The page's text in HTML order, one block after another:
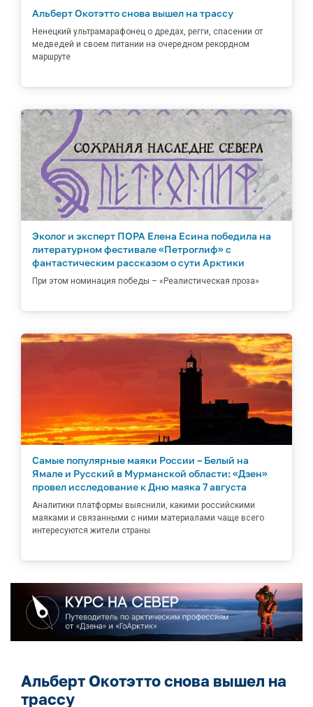
Альберт Окотэтто снова вышел на трассу
Ненецкий ультрамарафонец о дредах, регги, спасении от
медведей и своем питании на очередном рекордном
маршруте
Эколог и эксперт ПОРА Елена Есина победила на
литературном фестивале «Петроглиф» с
фантастическим рассказом о сути Арктики
При этом номинация победы – «Реалистическая проза»
Самые популярные маяки России – Белый на
Ямале и Русский в Мурманской области: «Дзен»
провел исследование к Дню маяка 7 августа
Аналитики платформы выяснили, какими российскими
маяками и связанными с ними материалами чаще всего
интересуются жители страны
Альберт Окотэтто снова вышел на
трассу